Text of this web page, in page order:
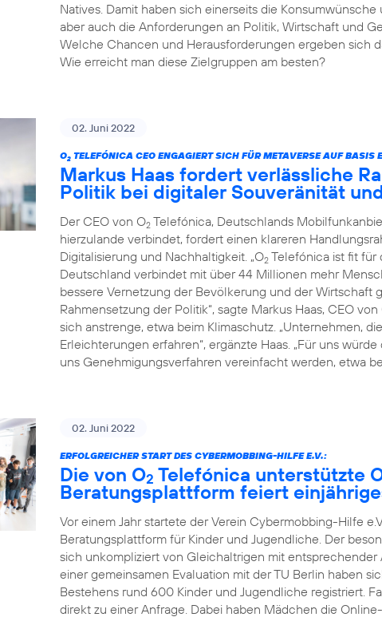
Natives. Damit haben sich einerseits die
aber auch die Anforderungen an Politik, Wirtschaft und
Welche Chancen und Herausforderungen ergeben sich
Wie erreicht man diese Zielgruppen am besten?
02. Juni 2022
O2 TELEFÓNICA CEO ENGAGIERT SICH FÜR METAVERSE AUF BASIS
Markus Haas fordert verlässliche
Politik bei digitaler Souveränität
Der CEO von O2 Telefónica, Deutschlands
hierzulande verbindet, fordert einen klareren
Digitalisierung und Nachhaltigkeit. „O2 Telefónica ist fit für
Deutschland verbindet mit über 44 Millionen mehr
bessere Vernetzung der Bevölkerung und der Wirtschaft
Rahmensetzung der Politik“, sagte Markus Haas, CEO von
sich anstrenge, etwa beim Klimaschutz. „Unternehmen,
Erleichterungen erfahren“, ergänzte Haas. „Für uns
uns Genehmigungsverfahren vereinfacht werden, etwa
02. Juni 2022
ERFOLGREICHER START DES CYBERMOBBING-HILFE E.V.:
Die von O2 Telefónica unterstützte
Beratungsplattform feiert
Vor einem Jahr startete der Verein Cybermobbing-Hilfe
Beratungsplattform für Kinder und Jugendliche. Der
sich unkompliziert von Gleichaltrigen mit entsprechender
einer gemeinsamen Evaluation mit der TU Berlin haben
Bestehens rund 600 Kinder und Jugendliche registriert.
direkt zu einer Anfrage. Dabei haben Mädchen die